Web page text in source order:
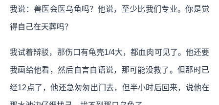
我说：兽医会医乌龟吗？他说，至少比我们专业。你是觉
得自己在天葬吗？
我试着辩驳，那伤口有龟壳1/4大，都血肉可见了。他还要
我画给他看，然后自言自语说，那可能没救了。但那时已
经12点了，他还急匆匆出门去，但半小时后回来，说他在